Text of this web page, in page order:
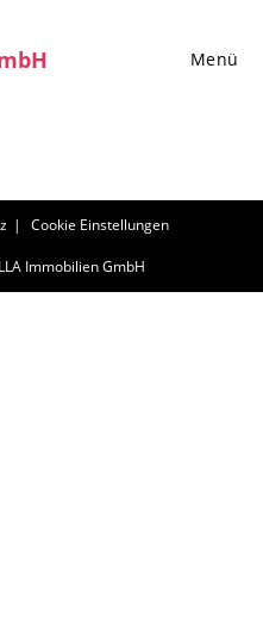
Menü
Cookie Einstellungen
Immobilien GmbH